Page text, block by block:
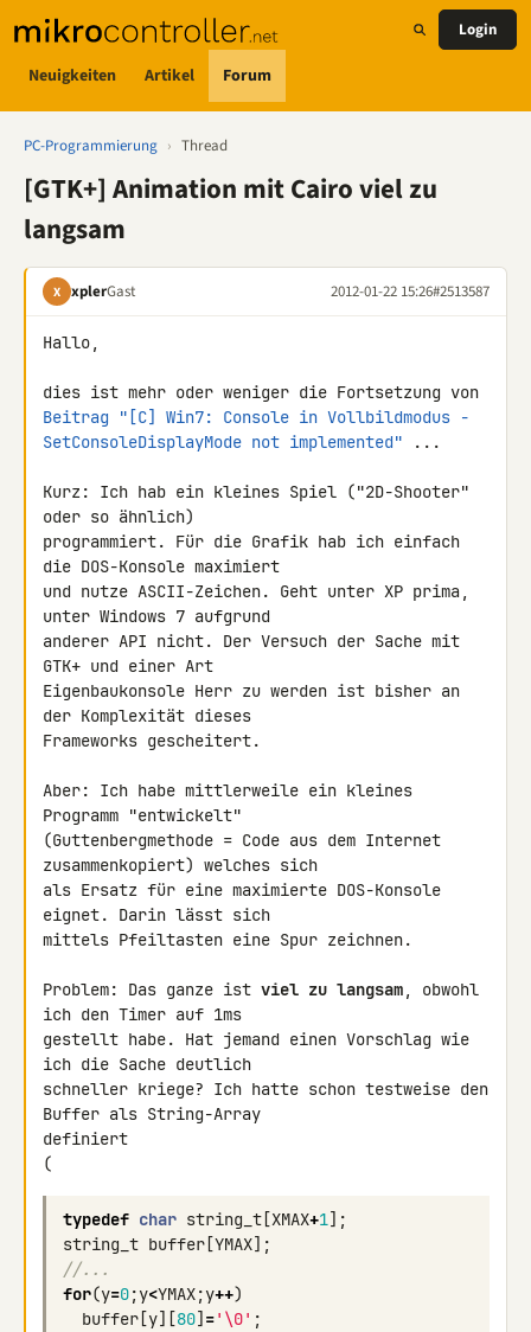
Neuigkeiten Artikel Forum
Login
PC-Programmierung › Thread
[GTK+] Animation mit Cairo viel zu
langsam
X xplerGast 2012-01-22 15:26#2513587
Hallo,
Beitrag "[C] Win7: Console in Vollbildmodus -
SetConsoleDisplayMode not implemented" ...
Kurz: Ich hab ein kleines Spiel ("2D-Shooter"
oder so ähnlich)
programmiert. Für die Grafik hab ich einfach
die DOS-Konsole maximiert
und nutze ASCII-Zeichen. Geht unter XP prima,
unter Windows 7 aufgrund
anderer API nicht. Der Versuch der Sache mit
GTK+ und einer Art
Eigenbaukonsole Herr zu werden ist bisher an
der Komplexität dieses
Frameworks gescheitert.
Aber: Ich habe mittlerweile ein kleines
Programm "entwickelt"
(Guttenbergmethode = Code aus dem Internet
zusammenkopiert) welches sich
als Ersatz für eine maximierte DOS-Konsole
eignet. Darin lässt sich
mittels Pfeiltasten eine Spur zeichnen.
Problem: Das ganze ist viel zu langsam, obwohl
ich den Timer auf 1ms
gestellt habe. Hat jemand einen Vorschlag wie
ich die Sache deutlich
schneller kriege? Ich hatte schon testweise den
Buffer als String-Array
definiert
(
typedef char string_t [XMAX+1];
string_t buffer [YMAX];
//...
for(y=0;y<YMAX;y++)
buffer [y][80] ='\0' ;